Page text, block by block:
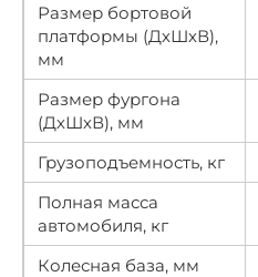
Размер бортовой
платформы (ДхШхВ),
мм
Размер фургона
(ДхШхВ), мм
Грузоподъемность, кг
Полная масса
автомобиля, кг
Колесная база, мм